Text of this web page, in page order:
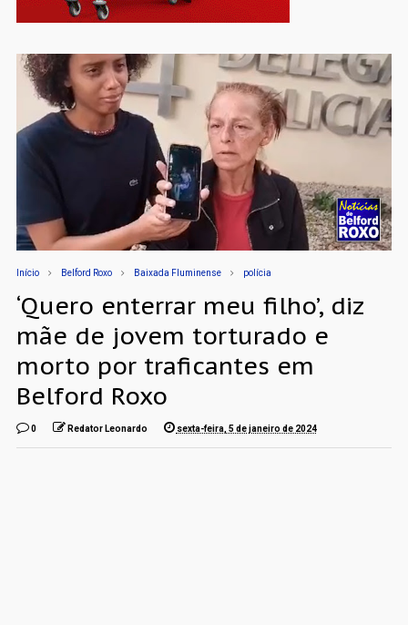
Início Belford Roxo Baixada Fluminense polícia
‘Quero enterrar meu filho’, diz
mãe de jovem torturado e
morto por traficantes em
Belford Roxo
0 Redator Leonardo sexta-feira, 5 de janeiro de 2024